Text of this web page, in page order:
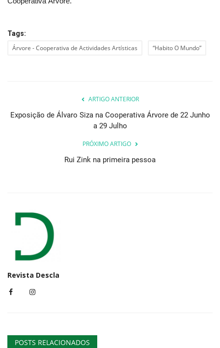
Tags:
Árvore - Cooperativa de Actividades Artísticas “Habito O Mundo”
ARTIGO ANTERIOR
Exposição de Álvaro Siza na Cooperativa Árvore de 22 Junho
a 29 Julho
PRÓXIMO ARTIGO
Rui Zink na primeira pessoa
Revista Descla
POSTS RELACIONADOS